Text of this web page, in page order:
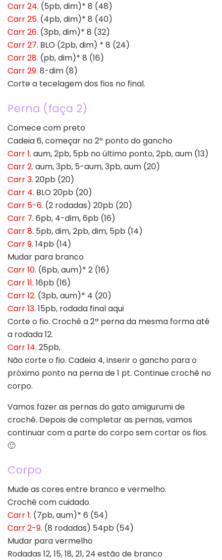
Carr 24. (5pb, dim)* 8 (48)
Carr 25. (4pb, dim)* 8 (40)
Carr 26. (3pb, dim)* 8 (32)
Carr 27. BLO (2pb, dim) * 8 (24)
Carr 28. (pb, dim)* 8 (16)
Carr 29. 8-dim (8)
Corte a tecelagem dos fios no final.
Perna (faça 2)
Comece com preto
Cadeia 6, começar no 2º ponto do gancho
Carr 1. aum, 2pb, 5pb no último ponto, 2pb, aum (13)
Carr 2. aum, 3pb, 5-aum, 3pb, aum (20)
Carr 3. 20pb (20)
Carr 4. BLO 20pb (20)
Carr 5-6. (2 rodadas) 20pb (20)
Carr 7. 6pb, 4-dim, 6pb (16)
Carr 8. 5pb, dim, 2pb, dim, 5pb (14)
Carr 9. 14pb (14)
Mudar para branco
Carr 10. (6pb, aum)* 2 (16)
Carr 11. 16pb (16)
Carr 12. (3pb, aum)* 4 (20)
Carr 13. 15pb, rodada final aqui
Corte o fio. Crochê a 2ª perna da mesma forma até
a rodada 12.
Carr 14. 25pb,
Não corte o fio. Cadeia 4, inserir o gancho para o
próximo ponto na perna de 1 pt. Continue crochê no
corpo.
Vamos fazer as pernas do gato amigurumi de
crochê. Depois de completar as pernas, vamos
continuar com a parte do corpo sem cortar os fios.
🙂
Corpo
Mude as cores entre branco e vermelho.
Crochê com cuidado.
Carr 1. (7pb, aum)* 6 (54)
Carr 2-9. (8 rodadas) 54pb (54)
Mudar para vermelho
Rodadas 12, 15, 18, 21, 24 estão de branco